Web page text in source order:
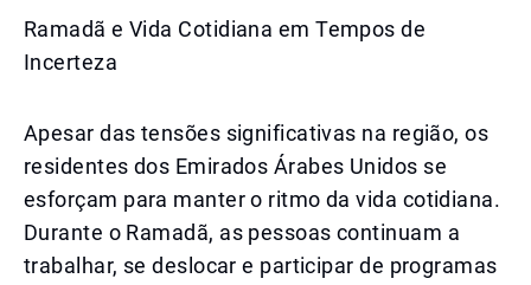
Ramadã e Vida Cotidiana em Tempos de
Incerteza
Apesar das tensões significativas na região, os
residentes dos Emirados Árabes Unidos se
esforçam para manter o ritmo da vida cotidiana.
Durante o Ramadã, as pessoas continuam a
trabalhar, se deslocar e participar de programas